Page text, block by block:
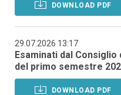
DOWNLOAD PDF
29.07.2026 13:17
Esaminati dal
del primo semestre
DOWNLOAD PDF